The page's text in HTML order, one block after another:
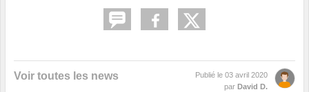
Voir toutes les news Publié le 03 avril 2020
par David D.